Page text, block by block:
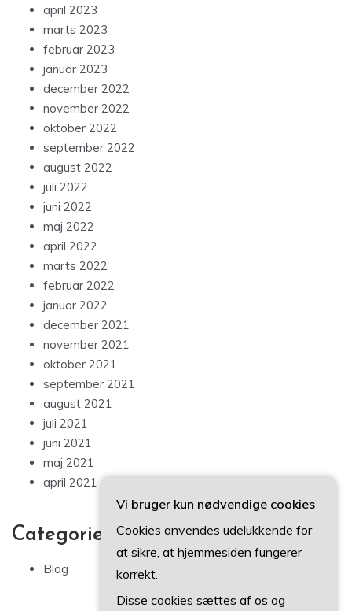
april 2023
marts 2023
februar 2023
januar 2023
december 2022
november 2022
oktober 2022
september 2022
august 2022
juli 2022
juni 2022
maj 2022
april 2022
marts 2022
februar 2022
januar 2022
december 2021
november 2021
oktober 2021
september 2021
august 2021
juli 2021
juni 2021
maj 2021
april 2021
Categories
Blog
Vi bruger kun nødvendige cookies
Cookies anvendes udelukkende for
at sikre, at hjemmesiden fungerer
korrekt.
Disse cookies sættes af os og